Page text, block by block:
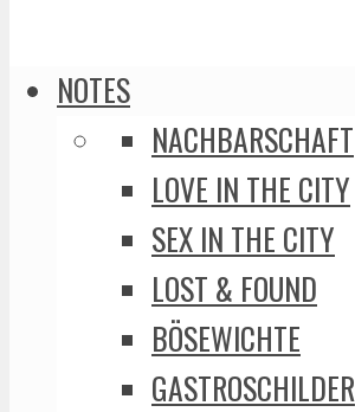
NOTES
NACHBARSCHAFT
LOVE IN THE CITY
SEX IN THE CITY
LOST & FOUND
BÖSEWICHTE
GASTROSCHILDER